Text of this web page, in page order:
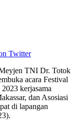
Twitter
TNI Dr. Totok
acara Festival
kerjasama
dan Asosiasi
di lapangan